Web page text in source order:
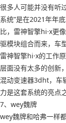
很多人可能并没有听
系统”是在2021年年
比，雷神智擎hi·x更
驱模块组合而来，车
雷神智擎hi·x的工作
层面没有太多的创新
混动变速器3dht，车
力是这套系统的亮点
7、wey魏牌
wey魏牌和哈弗一样